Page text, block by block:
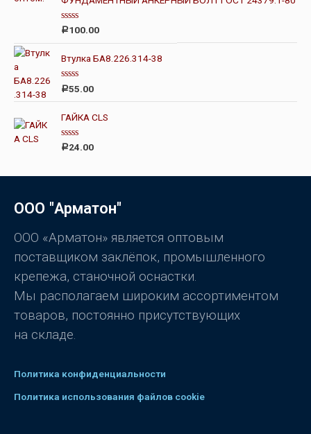
к
а
0
и
з
О
е
н
к
а
0
и
з
Р100.00
Втулка БА8.226.314-38
О
е
н
к
а
0
и
Р55.00
ГАЙКА CLS
О
и
з
Р24.00
ООО "Арматон"
ООО «Арматон» является оптовым
поставщиком заклёпок, промышленного
крепежа, станочной оснастки.
Мы располагаем широким ассортиментом
товаров, постоянно присутствующих
на складе.
Политика конфиденциальности
Политика использования файлов cookie